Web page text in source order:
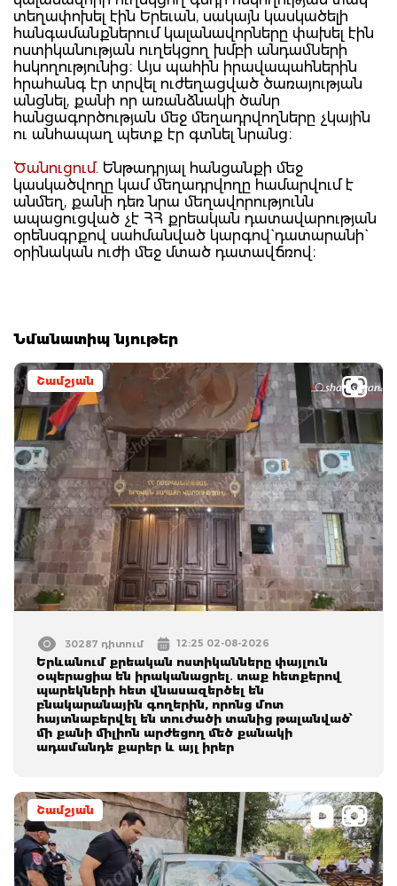
տեղափոխել էին Երեւան, սակայն կասկածելի
հանգամանքներում կալանավորները փախել էին
ոստիկանության ուղեկցող խմբի անդամների
հսկողությունից։ Այս պահին իրավապահներին
հրահանգ էր տրվել ուժեղացված ծառայության
անցնել, քանի որ առանձնակի ծանր
հանցագործության մեջ մեղադրվողները չկային
ու անհապաղ պետք էր գտնել նրանց։
Ծանուցում. Ենթադրյալ հանցանքի մեջ
կասկածվողը կամ մեղադրվողը համարվում է
անմեղ, քանի դեռ նրա մեղավորությունն
ապացուցված չէ ՀՀ քրեական դատավարության
օրենսգրքով սահմանված կարգով` դատարանի`
օրինական ուժի մեջ մտած դատավճռով։
Նմանատիպ նյութեր
Շամշյան
30287 դիտում 12:25 02-08-2026
Երևանում քրեական ոստիկանները փայլուն
օպերացիա են իրականացրել․ տաք հետքերով
պարեկների հետ վնասազերծել են
բնակարանային գողերին, որոնց մոտ
հայտնաբերվել են տուժածի տանից թալանված՝
մի քանի միլիոն արժեցող մեծ քանակի
ադամանդե քարեր և այլ իրեր
Շամշյան